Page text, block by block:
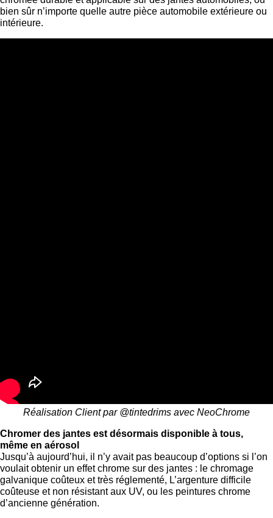
bien sûr n’importe quelle autre pièce automobile extérieure ou
intérieure.
Réalisation Client par @tintedrims avec NeoChrome
Chromer des jantes est désormais disponible à tous,
même en aérosol
Jusqu’à aujourd’hui, il n’y avait pas beaucoup d’options si l’on
voulait obtenir un effet chrome sur des jantes : le chromage
galvanique coûteux et très réglementé, L’argenture difficile
coûteuse et non résistant aux UV, ou les peintures chrome
d’ancienne génération.